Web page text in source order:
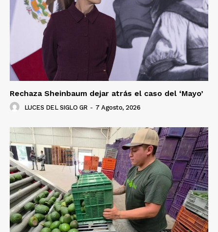
Rechaza Sheinbaum dejar atrás el caso del ‘Mayo’
LUCES DEL SIGLO GR - 7 Agosto, 2026